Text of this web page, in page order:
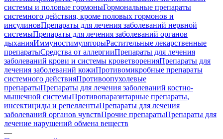
системы и половые гормоныГормональные препараты
системного действия, кроме половых гормонов и
инсулиновПрепараты для лечения заболеваний нервной
системыПрепараты для лечения заболеваний органов
дыханияИммуностимуляторыРастительные лекарственные
препаратыСредства от аллергииПрепараты для лечения
заболеваний крови и системы кроветворенияПрепараты для
лечения заболеваний кожиПротивомикробные препараты
системного действияПротивоопухолевые
препаратыПрепараты для лечения заболеваний костно-
мышечной системыПротивопаразитарные препараты,
инсектициды и репеллентыПрепараты для лечения
заболеваний органов чувствПрочие препаратыПрепараты для
лечение нарушений обмена веществ
—